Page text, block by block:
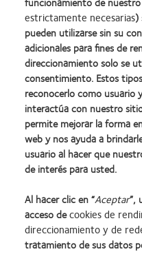
experiencia, decide que no
multifocales blandos, discuta
asegúrele que la tecnología
al tanto de las nuevas
Si el paciente sabe que
estará más tranquilo y será
Spectrum. 2016;31:22-25.
estrictamente necesarias)
pueden utilizarse sin su
adicionales para fines de
direccionamiento solo se
consentimiento. Estos
reconocerlo como usuario
interactúa con nuestro
permite mejorar la forma
web y nos ayuda a
usuario al hacer que
de interés para usted.
Al hacer clic en “Aceptar”,
acceso decookies de
direccionamiento y de
tratamiento de sus datos